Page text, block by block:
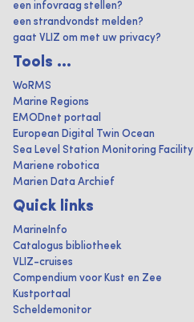
een infovraag stellen?
een strandvondst melden?
gaat VLIZ om met uw privacy?
Tools ...
WoRMS
Marine Regions
EMODnet portaal
European Digital Twin Ocean
Sea Level Station Monitoring Facility
Mariene robotica
Marien Data Archief
Quick links
MarineInfo
Catalogus bibliotheek
VLIZ-cruises
Compendium voor Kust en Zee
Kustportaal
Scheldemonitor